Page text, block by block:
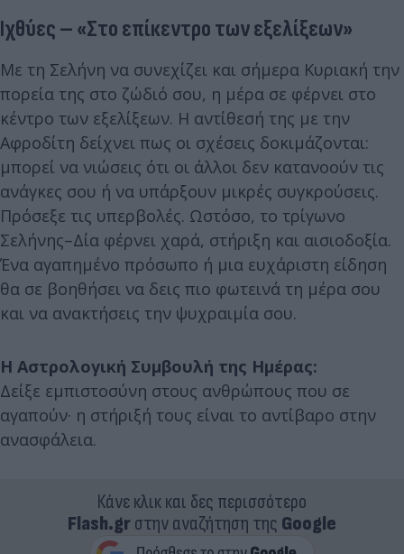
Ιχθύες – «Στο επίκεντρο των εξελίξεων»
Με τη Σελήνη να συνεχίζει και σήμερα Κυριακή την
πορεία της στο ζώδιό σου, η μέρα σε φέρνει στο
κέντρο των εξελίξεων. Η αντίθεσή της με την
Αφροδίτη δείχνει πως οι σχέσεις δοκιμάζονται:
μπορεί να νιώσεις ότι οι άλλοι δεν κατανοούν τις
ανάγκες σου ή να υπάρξουν μικρές συγκρούσεις.
Πρόσεξε τις υπερβολές. Ωστόσο, το τρίγωνο
Σελήνης–Δία φέρνει χαρά, στήριξη και αισιοδοξία.
Ένα αγαπημένο πρόσωπο ή μια ευχάριστη είδηση
θα σε βοηθήσει να δεις πιο φωτεινά τη μέρα σου
και να ανακτήσεις την ψυχραιμία σου.
Η Αστρολογική Συμβουλή της Ημέρας:
Δείξε εμπιστοσύνη στους ανθρώπους που σε
αγαπούν· η στήριξή τους είναι το αντίβαρο στην
ανασφάλεια.
Κάνε κλικ και δες περισσότερο
Flash.grστην αναζήτηση της Google